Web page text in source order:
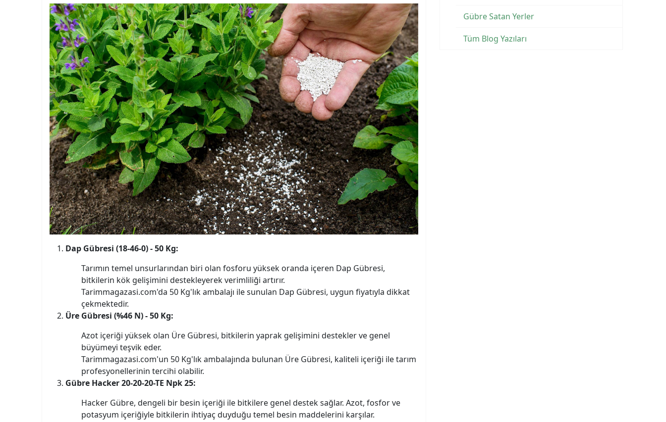
Dap Gübresi (18-46-0) - 50 Kg:
Tarımın temel unsurlarından biri olan fosforu yüksek oranda içeren Dap Gübresi,
bitkilerin kök gelişimini destekleyerek verimliliği artırır.
Tarimmagazasi.com'da 50 Kg'lık ambalajı ile sunulan Dap Gübresi, uygun fiyatıyla dikkat
çekmektedir.
Üre Gübresi (%46 N) - 50 Kg:
Azot içeriği yüksek olan Üre Gübresi, bitkilerin yaprak gelişimini destekler ve genel
büyümeyi teşvik eder.
Tarimmagazasi.com'un 50 Kg'lık ambalajında bulunan Üre Gübresi, kaliteli içeriği ile tarım
profesyonellerinin tercihi olabilir.
Gübre Hacker 20-20-20-TE Npk 25:
Hacker Gübre, dengeli bir besin içeriği ile bitkilere genel destek sağlar. Azot, fosfor ve
potasyum içeriğiyle bitkilerin ihtiyaç duyduğu temel besin maddelerini karşılar.
Gübre Satan Yerler
Tüm Blog Yazıları